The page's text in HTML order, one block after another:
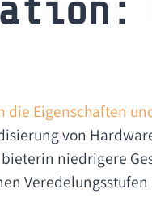
die Eigenschaften
von
niedrigere